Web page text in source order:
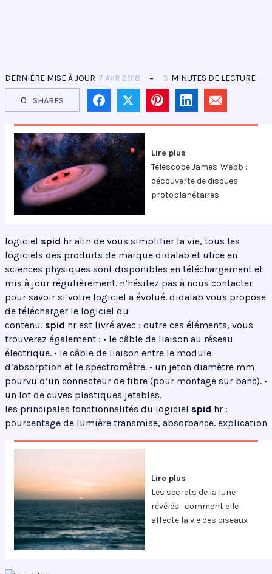
DERNIÈRE MISE À JOUR 7 AVR 2018 3 MINUTES DE LECTURE
0 SHARES
Lire plus
Télescope James-Webb :
découverte de disques
protoplanétaires
logiciel spid hr afin de vous simplifier la vie, tous les
logiciels des produits de marque didalab et ulice en
sciences physiques sont disponibles en téléchargement et
mis à jour régulièrement. n’hésitez pas à nous contacter
pour savoir si votre logiciel a évolué. didalab vous propose
de télécharger le logiciel du
contenu. spid hr est livré avec : outre ces éléments, vous
trouverez également : • le câble de liaison au réseau
électrique. • le câble de liaison entre le module
d’absorption et le spectromètre. • un jeton diamètre mm
pourvu d’un connecteur de fibre (pour montage sur banc). •
un lot de cuves plastiques jetables.
les principales fonctionnalités du logiciel spid hr :
pourcentage de lumière transmise, absorbance. explication
Lire plus
Les secrets de la lune
révélés : comment elle
affecte la vie des oiseaux